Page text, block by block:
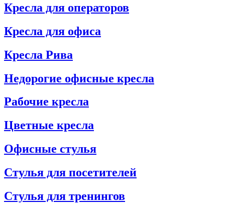
Кресла для операторов
Кресла для офиса
Кресла Рива
Недорогие офисные кресла
Рабочие кресла
Цветные кресла
Офисные стулья
Стулья для посетителей
Стулья для тренингов